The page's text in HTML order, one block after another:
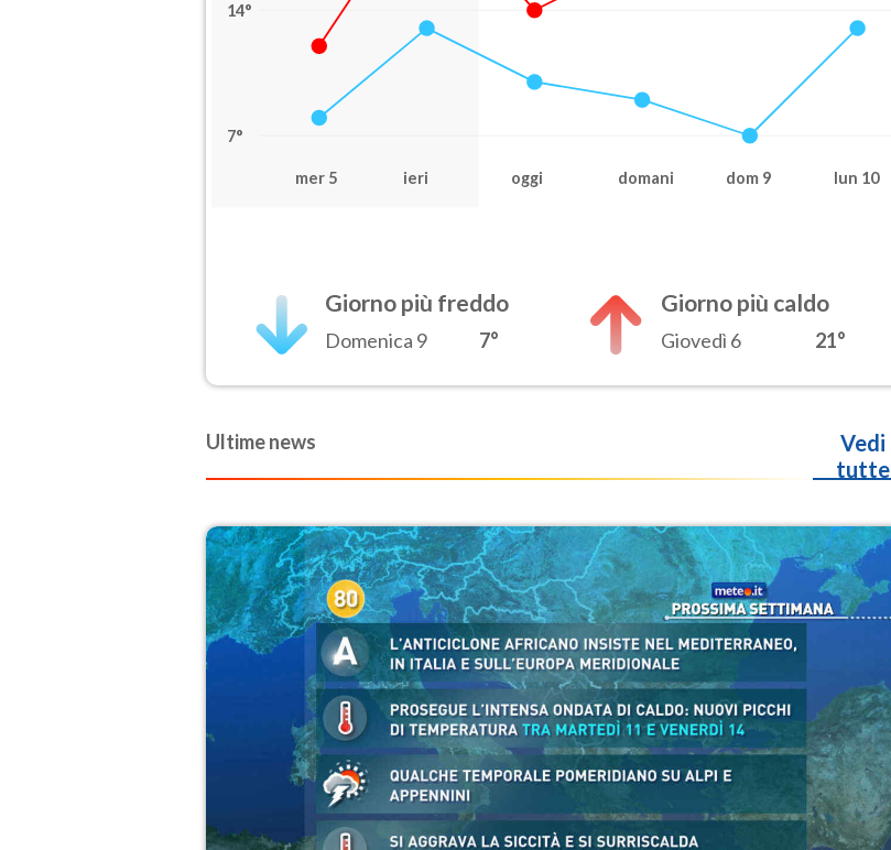
14°
7°
mer 5 ieri oggi domani dom 9 lun 10
Giorno più freddo
Domenica 9 7°
Giorno più caldo
Giovedì 6 21°
Ultime news
Vedi
tutte